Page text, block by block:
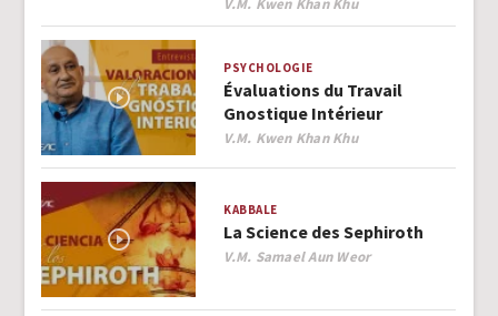
V.M. Kwen Khan Khu
PSYCHOLOGIE
Évaluations du Travail
Gnostique Intérieur
Author
V.M. Kwen Khan Khu
KABBALE
La Science des Sephiroth
Author
V.M. Samael Aun Weor